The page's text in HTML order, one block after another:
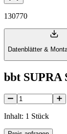
130770
Datenblätter &
bbt SUPRA
Inhalt: 1 Stück